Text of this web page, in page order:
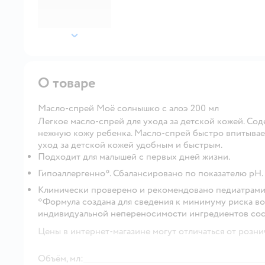
далее
О товаре
Масло-спрей Моё солнышко с алоэ 200 мл
Легкое масло-спрей для ухода за детской кожей.
нежную кожу ребенка. Масло-спрей быстро
уход за детской кожей удобным и быстрым.
Подходит для малышей с первых дней жизни.
Гипоаллергенно*. Сбалансировано по показателю рН.
Клинически проверено и рекомендовано
*Формула создана для сведения к минимуму риска
индивидуальной непереносимости ингредиентов
Цены в интернет-магазине могут отличаться от
Объём, мл: